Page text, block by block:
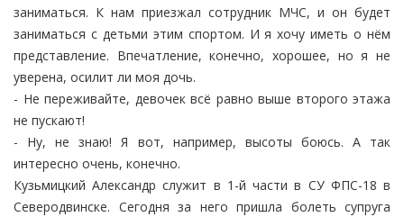
заниматься. К нам приезжал сотрудник МЧС, и он будет
заниматься с детьми этим спортом. И я хочу иметь о нём
представление. Впечатление, конечно, хорошее, но я не
уверена, осилит ли моя дочь.
- Не переживайте, девочек всё равно выше второго этажа
не пускают!
- Ну, не знаю! Я вот, например, высоты боюсь. А так
интересно очень, конечно.
Кузьмицкий Александр служит в 1-й части в СУ ФПС-18 в
Северодвинске. Сегодня за него пришла болеть супруга